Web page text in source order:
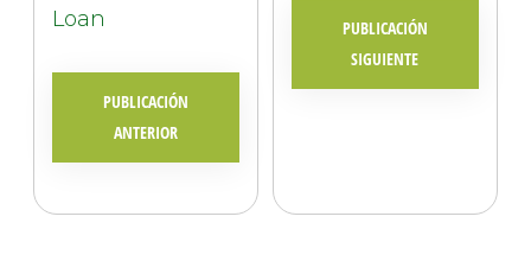
Loan
PUBLICACIÓN
ANTERIOR
PUBLICACIÓN
SIGUIENTE
© 2026 |